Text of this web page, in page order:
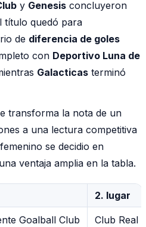
y Genesis concluyeron
título quedó para
de diferencia de goles
con Deportivo Luna de
Galacticas terminó
transforma la nota de un
a una lectura competitiva
se decidio en
ventaja amplia en la tabla.
2. lugar
Goalball Club Club Real